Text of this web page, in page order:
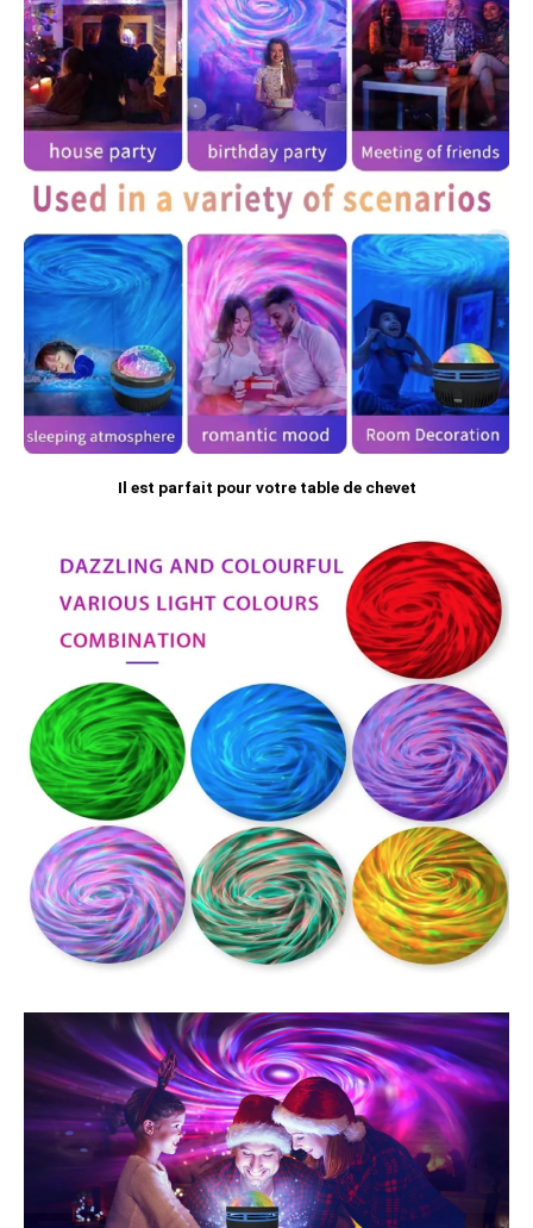
Il est parfait pour votre table de chevet